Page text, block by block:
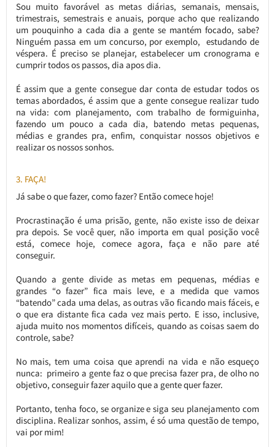
Sou muito favorável as metas diárias, semanais, mensais,
trimestrais, semestrais e anuais, porque acho que realizando
um pouquinho a cada dia a gente se mantém focado, sabe?
Ninguém passa em um concurso, por exemplo, estudando de
véspera. É preciso se planejar, estabelecer um cronograma e
cumprir todos os passos, dia apos dia.
É assim que a gente consegue dar conta de estudar todos os
temas abordados, é assim que a gente consegue realizar tudo
na vida: com planejamento, com trabalho de formiguinha,
fazendo um pouco a cada dia, batendo metas pequenas,
médias e grandes pra, enfim, conquistar nossos objetivos e
realizar os nossos sonhos.
3. FAÇA!
Já sabe o que fazer, como fazer? Então comece hoje!
Procrastinação é uma prisão, gente, não existe isso de deixar
pra depois. Se você quer, não importa em qual posição você
está, comece hoje, comece agora, faça e não pare até
conseguir.
Quando a gente divide as metas em pequenas, médias e
grandes “o fazer” fica mais leve, e a medida que vamos
“batendo” cada uma delas, as outras vão ficando mais fáceis, e
o que era distante fica cada vez mais perto. E isso, inclusive,
ajuda muito nos momentos difíceis, quando as coisas saem do
controle, sabe?
No mais, tem uma coisa que aprendi na vida e não esqueço
nunca: primeiro a gente faz o que precisa fazer pra, de olho no
objetivo, conseguir fazer aquilo que a gente quer fazer.
Portanto, tenha foco, se organize e siga seu planejamento com
disciplina. Realizar sonhos, assim, é só uma questão de tempo,
vai por mim!